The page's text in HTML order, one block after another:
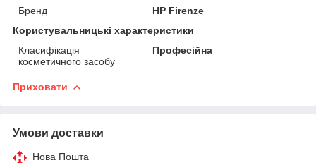
Бренд
HP Firenze
Користувальницькі характеристики
Класифікація
косметичного засобу
Професійна
Приховати
Умови доставки
Нова Пошта